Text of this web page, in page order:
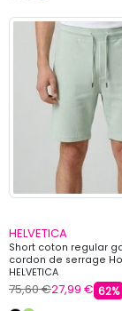
HELVETICA
Short coton regular
cordon de serrage
HELVETICA
75,60 €27,99 € 62%